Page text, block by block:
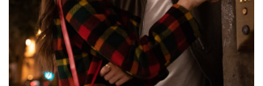
字樣的上衣開場，足見時尚界對美國總統大選的關切程
度。